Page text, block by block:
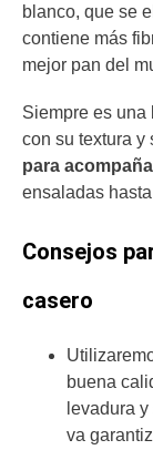
blanco, que se
contiene más
mejor pan del
Siempre es una
con su textura y
para
ensaladas
Consejos
casero
buena
levadura
va